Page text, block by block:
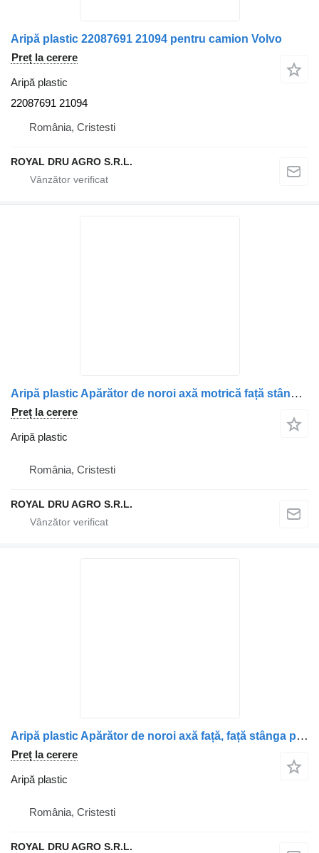
Aripă plastic 22087691 21094 pentru camion Volvo
Preț la cerere
Aripă plastic
22087691 21094
România, Cristesti
ROYAL DRU AGRO S.R.L.
Aripă plastic Apărător de noroi axă motrică față stânga pentru camion Volvo (coduri 21090272, 21094413, 22192015)
Preț la cerere
Aripă plastic
România, Cristesti
ROYAL DRU AGRO S.R.L.
Aripă plastic Apărător de noroi axă față, față stânga pentru camion Volvo 20372064
Preț la cerere
Aripă plastic
România, Cristesti
ROYAL DRU AGRO S.R.L.